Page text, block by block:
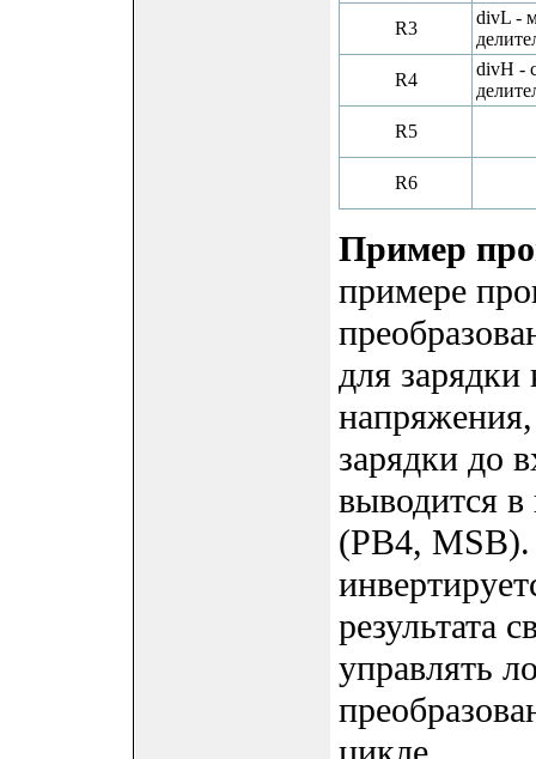
R3
divL -
R4
divH -
R5
R6
Пример
примере
для зарядки
напряжения,
зарядки до
выводится
(PB4, MSB).
результата
управлять